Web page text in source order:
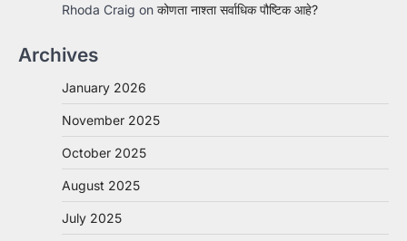
Rhoda Craig on कोणता नाश्ता सर्वाधिक पौष्टिक आहे?
Archives
January 2026
November 2025
October 2025
August 2025
July 2025